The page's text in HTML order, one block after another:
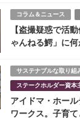
コラム＆ニュース
【盗撮疑惑で活
ゃんねる鰐」に
サステナブルな取り組
ステークホルダー資本
アイドマ・ホー
ワークス。子育